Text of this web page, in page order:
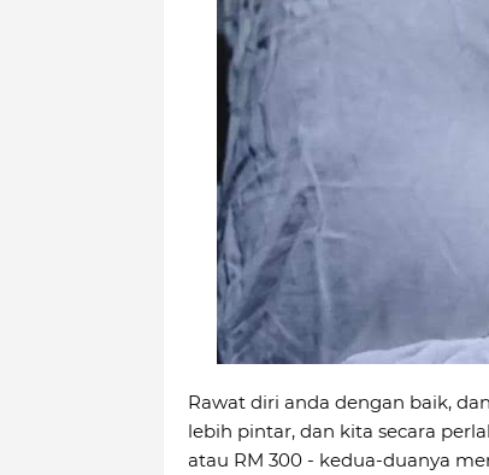
Rawat diri anda dengan baik,
lebih pintar, dan kita secara
atau RM 300 - kedua-duanya